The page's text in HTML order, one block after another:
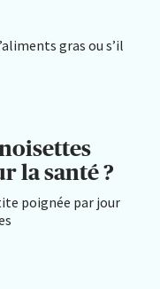
gras ou s’il
la santé ?
poignée par jour